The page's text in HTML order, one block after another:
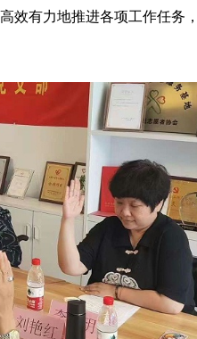
效有力地推进各项工作任务